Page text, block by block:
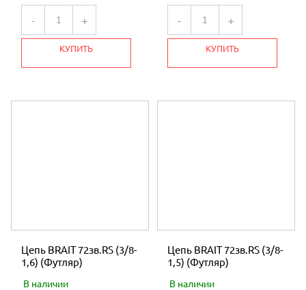
- +
КУПИТЬ
- +
КУПИТЬ
Цепь BRAIT 72зв.RS (3/8-
1,6) (Футляр)
В наличии
Цепь BRAIT 72зв.RS (3/8-
1,5) (Футляр)
В наличии